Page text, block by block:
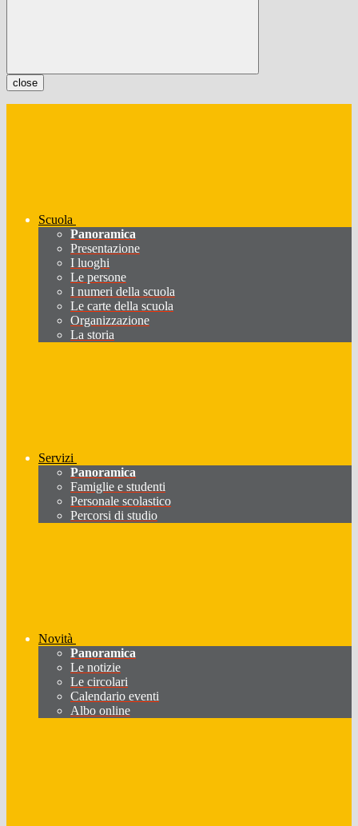
close
Scuola
Panoramica
Presentazione
I luoghi
Le persone
I numeri della scuola
Le carte della scuola
Organizzazione
La storia
Servizi
Panoramica
Famiglie e studenti
Personale scolastico
Percorsi di studio
Novità
Panoramica
Le notizie
Le circolari
Calendario eventi
Albo online